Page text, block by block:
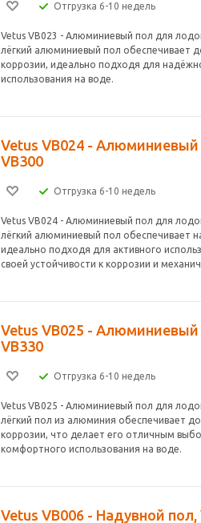
Отгрузка 6-10 недель
Vetus VB023 - Алюминиевый пол для
лёгкий алюминиевый пол обеспечивает
коррозии, идеально подходя для
использования на воде.
Vetus VB024 -
VB300
Отгрузка 6-10 недель
Vetus VB024 - Алюминиевый пол для
лёгкий алюминиевый пол обеспечивает
идеально подходя для активного
своей устойчивости к коррозии и
Vetus VB025 -
VB330
Отгрузка 6-10 недель
Vetus VB025 - Алюминиевый пол для
лёгкий пол из алюминия обеспечивает
коррозии, что делает его отличным
комфортного использования на воде.
Vetus VB006 - Надувной пол,